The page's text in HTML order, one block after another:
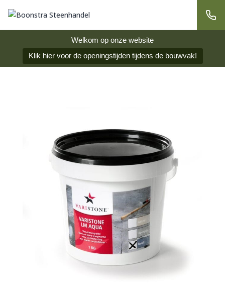
Welkom op onze website
Klik hier voor de openingstijden tijdens de bouwvak!